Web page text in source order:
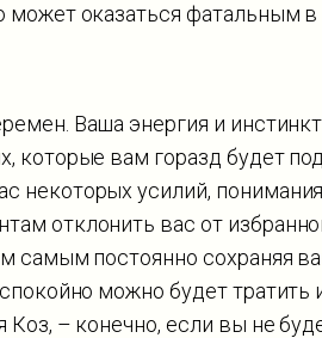
может оказаться фатальным
Ваша энергия и
которые вам горазд будет
некоторых усилий,
отклонить вас от
самым постоянно сохраняя
можно будет
Коз, – конечно, если вы не